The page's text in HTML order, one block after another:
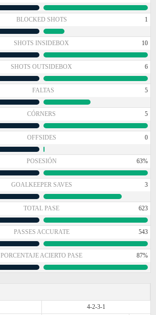
BLOCKED SHOTS 1
SHOTS INSIDEBOX 10
SHOTS OUTSIDEBOX 6
FALTAS 5
CÓRNERS 5
OFFSIDES 0
POSESIÓN 63%
GOALKEEPER SAVES 3
TOTAL PASE 623
PASSES ACCURATE 543
PORCENTAJE ACIERTO PASE 87%
4-2-3-1